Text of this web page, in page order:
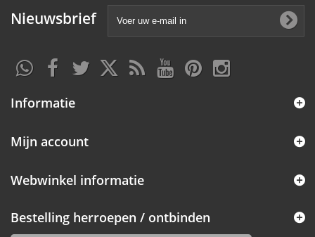
Nieuwsbrief
Informatie
Mijn account
Webwinkel informatie
Bestelling herroepen / ontbinden